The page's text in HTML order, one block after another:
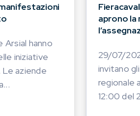
hanno
iniziative
aziende
aprono
29/07/
invitano
regionale
12:00 del